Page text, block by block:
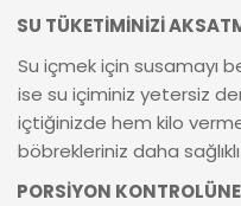
SU TÜKETİMİNİZİ
Su içmek için susamayı
ise su içiminiz yetersiz
içtiğinizde hem kilo
böbrekleriniz daha sağlıklı
PORSİYON